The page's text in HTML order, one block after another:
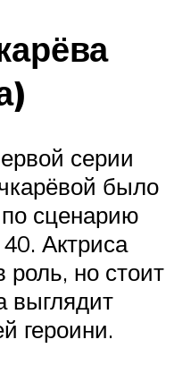
серии
было
сценарию
Актриса
роль, но стоит
выглядит
героини.